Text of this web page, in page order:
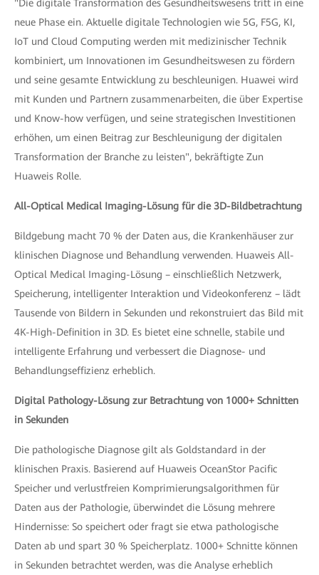
"Die digitale Transformation des Gesundheitswesens tritt in eine
neue Phase ein. Aktuelle digitale Technologien wie 5G, F5G, KI,
IoT und Cloud Computing werden mit medizinischer Technik
kombiniert, um Innovationen im Gesundheitswesen zu fördern
und seine gesamte Entwicklung zu beschleunigen. Huawei wird
mit Kunden und Partnern zusammenarbeiten, die über Expertise
und Know-how verfügen, und seine strategischen Investitionen
erhöhen, um einen Beitrag zur Beschleunigung der digitalen
Transformation der Branche zu leisten", bekräftigte Zun
Huaweis Rolle.
All-Optical Medical Imaging-Lösung für die 3D-Bildbetrachtung
Bildgebung macht 70 % der Daten aus, die Krankenhäuser zur
klinischen Diagnose und Behandlung verwenden. Huaweis All-
Optical Medical Imaging-Lösung – einschließlich Netzwerk,
Speicherung, intelligenter Interaktion und Videokonferenz – lädt
Tausende von Bildern in Sekunden und rekonstruiert das Bild mit
4K-High-Definition in 3D. Es bietet eine schnelle, stabile und
intelligente Erfahrung und verbessert die Diagnose- und
Behandlungseffizienz erheblich.
Digital Pathology-Lösung zur Betrachtung von 1000+ Schnitten
in Sekunden
Die pathologische Diagnose gilt als Goldstandard in der
klinischen Praxis. Basierend auf Huaweis OceanStor Pacific
Speicher und verlustfreien Komprimierungsalgorithmen für
Daten aus der Pathologie, überwindet die Lösung mehrere
Hindernisse: So speichert oder fragt sie etwa pathologische
Daten ab und spart 30 % Speicherplatz. 1000+ Schnitte können
in Sekunden betrachtet werden, was die Analyse erheblich